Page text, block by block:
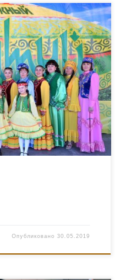
Опубликовано30.05.2019